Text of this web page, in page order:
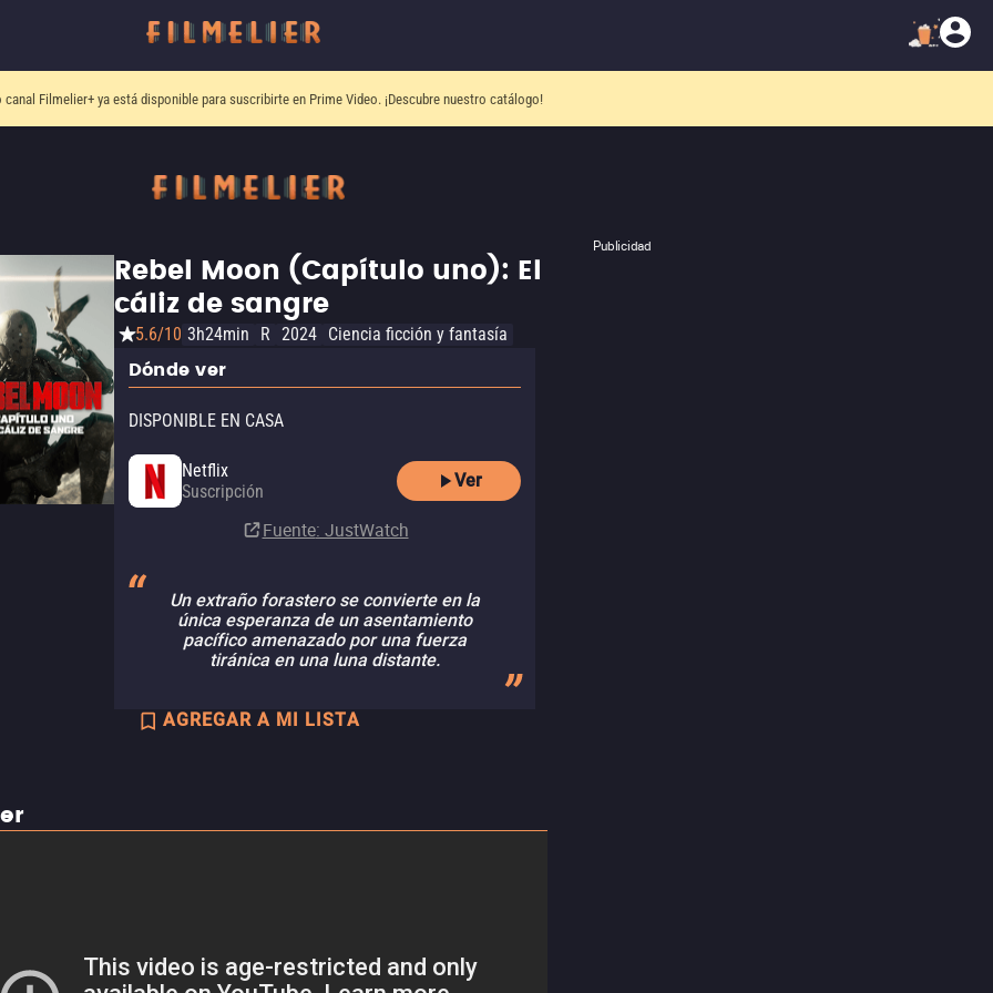
canal Filmelier+ya está disponible para suscribirte en Prime Video. ¡Descubre nuestro catálogo!
Publicidad
Rebel Moon (Capítulo uno): El
cáliz de sangre
5.6/10 3h24min R 2024 Ciencia ficción y fantasía
Dónde ver
DISPONIBLE EN CASA
Netflix
Suscripción
Ver
Fuente: JustWatch
Un extraño forastero se convierte en la
única esperanza de un asentamiento
pacífico amenazado por una fuerza
tiránica en una luna distante.
AGREGAR A MI LISTA